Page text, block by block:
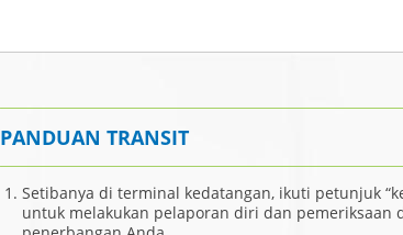
PANDUAN TRANSIT
Setibanya di terminal kedatangan, ikuti petunjuk
untuk melakukan pelaporan diri dan pemeriksaan